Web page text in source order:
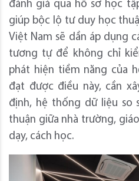
đánh giá qua hồ sơ học
giúp bộc lộ tư duy học
Việt Nam sẽ dần áp dụng
tương tự để không chỉ
phát hiện tiềm năng của
đạt được điều này, cần
định, hệ thống dữ liệu so
thuận giữa nhà trường,
dạy, cách học.